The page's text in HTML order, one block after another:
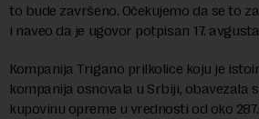
to bude završeno. Očekujemo da se to
i naveo da je ugovor potpisan 17.
Kompanija Trigano prilkolice koju je
kompanija osnovala u Srbiji, obavezala
kupovinu opreme u vrednosti od oko